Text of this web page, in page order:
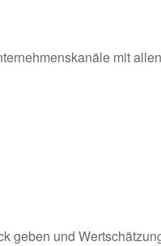
mit
geben und